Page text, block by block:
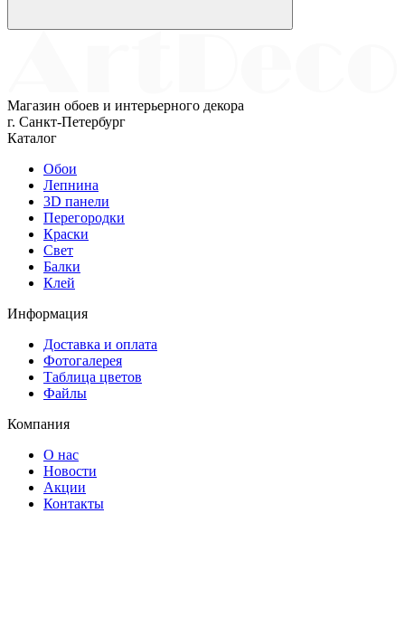
Магазин обоев и интерьерного декора
г. Санкт-Петербург
Каталог
Обои
Лепнина
3D панели
Перегородки
Краски
Свет
Балки
Клей
Информация
Доставка и оплата
Фотогалерея
Таблица цветов
Файлы
Компания
О нас
Новости
Акции
Контакты